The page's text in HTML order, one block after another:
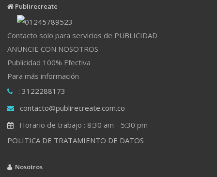
Publirecreate
Contacto solo para servicios de PUBLICIDAD
ANUNCIE CON NOSOTROS
Publicidad 100% Efectiva
Para más información
: 3122288173
contacto@publirecreate.com.co
Horario de trabajo : 8:30 am - 5:30 pm
POLITICA DE TRATAMIENTO DE DATOS
Nosotros